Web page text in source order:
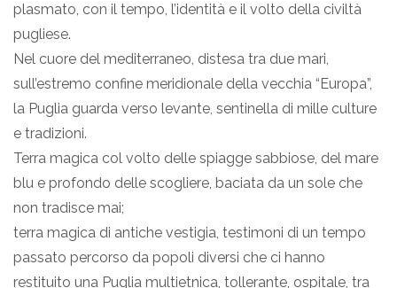
plasmato, con il tempo, l’identità e il volto della civiltà
pugliese.
Nel cuore del mediterraneo, distesa tra due mari,
sull’estremo confine meridionale della vecchia “Europa”,
la Puglia guarda verso levante, sentinella di mille culture
e tradizioni.
Terra magica col volto delle spiagge sabbiose, del mare
blu e profondo delle scogliere, baciata da un sole che
non tradisce mai;
terra magica di antiche vestigia, testimoni di un tempo
passato percorso da popoli diversi che ci hanno
restituito una Puglia multietnica, tollerante, ospitale, tra